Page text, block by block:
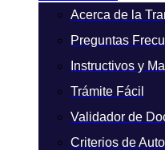
Acerca de la
Preguntas
Instructivos y
Trámite Fácil
Validador de
Criterios de